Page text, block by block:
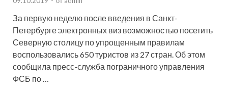
За первую неделю после введения в Санкт-
Петербурге электронных виз возможностью посетить
Северную столицу по упрощенным правилам
воспользовались 650 туристов из 27 стран. Об этом
сообщила пресс-служба пограничного управления
ФСБ по …